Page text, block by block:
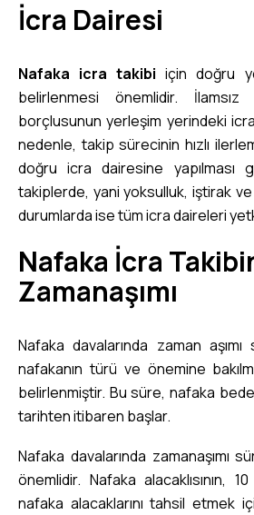
İcra Dairesi
Nafaka icra takibi için doğru
belirlenmesi önemlidir.
borçlusunun yerleşim yerindeki
nedenle, takip sürecinin hızlı
doğru icra dairesine yapılması
takiplerde, yani yoksulluk, iştirak ve
durumlarda ise tüm icra daireleri
Nafaka İcra
Zamanaşımı
Nafaka davalarında zaman
nafakanın türü ve önemine
belirlenmiştir. Bu süre, nafaka
tarihten itibaren başlar.
Nafaka davalarında zamanaşımı
önemlidir. Nafaka alacaklısının,
nafaka alacaklarını tahsil etmek